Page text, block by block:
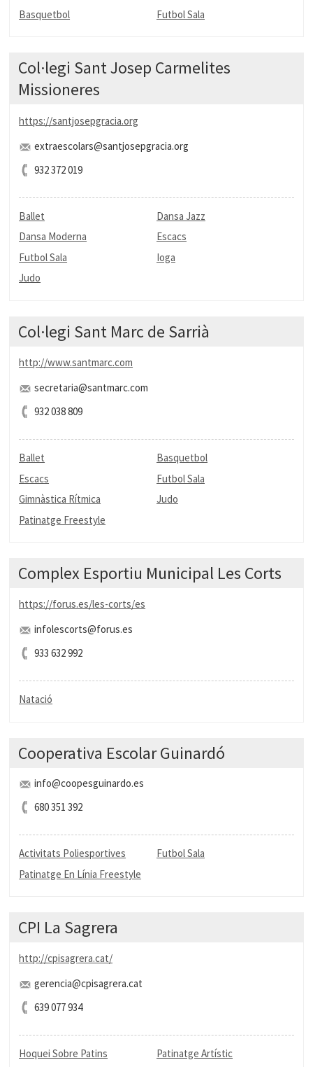
Basquetbol Futbol Sala
Col·legi Sant Josep Carmelites
Missioneres
https://santjosepgracia.org
extraescolars@santjosepgracia.org
932 372 019
Ballet
Dansa Jazz
Dansa Moderna
Escacs
Futbol Sala
Ioga
Judo
Col·legi Sant Marc de Sarrià
http://www.santmarc.com
secretaria@santmarc.com
932 038 809
Ballet
Basquetbol
Escacs
Futbol Sala
Gimnàstica Rítmica
Judo
Patinatge Freestyle
Complex Esportiu Municipal Les Corts
https://forus.es/les-corts/es
infolescorts@forus.es
933 632 992
Natació
Cooperativa Escolar Guinardó
info@coopesguinardo.es
680 351 392
Activitats Poliesportives
Futbol Sala
Patinatge En Línia Freestyle
CPI La Sagrera
http://cpisagrera.cat/
gerencia@cpisagrera.cat
639 077 934
Hoquei Sobre Patins Patinatge Artístic